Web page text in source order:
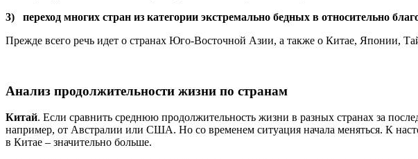
3) переход многих стран из категории экстремально бедных в относительно
Прежде всего речь идет о странах Юго-Восточной Азии, а также о Китае, Японии,
Анализ продолжительности жизни по странам
Китай. Если сравнить среднюю продолжительность жизни в разных странах за
например, от Австралии или США. Но со временем ситуация начала меняться. К
в Китае – значительно больше.